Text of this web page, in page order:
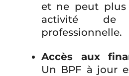
et ne peut plus
activité de
professionnelle.
Accès aux
Un BPF à jour